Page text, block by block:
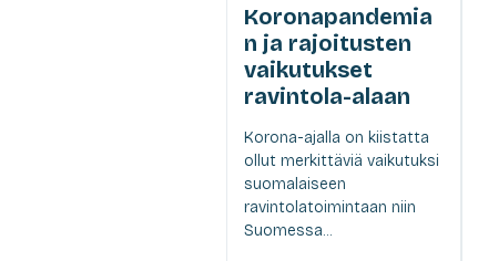
Koronapandemia
n ja rajoitusten
vaikutukset
ravintola-alaan
Korona-ajalla on kiistatta
ollut merkittäviä vaikutuksi
suomalaiseen
ravintolatoimintaan niin
Suomessa...